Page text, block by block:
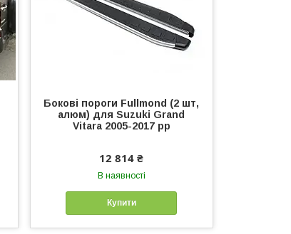
Бокові пороги Fullmond (2 шт,
алюм) для Suzuki Grand
Vitara 2005-2017 рр
12 814 ₴
В наявності
Купити